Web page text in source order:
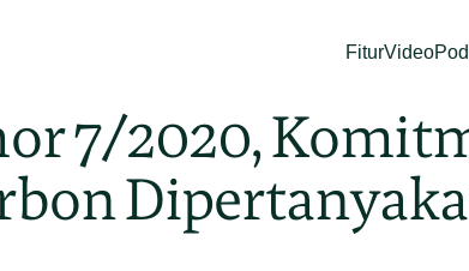
FiturVideo
7/2020,